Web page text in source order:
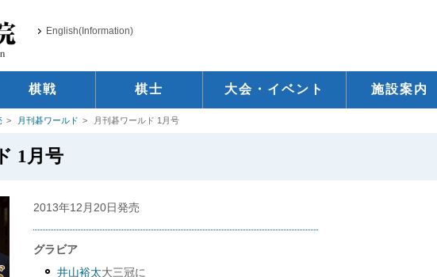
English(Information)
棋戦 棋士 大会・イベント 施設案内
月刊碁ワールド 月刊碁ワールド 1月号
1月号
2013年12月20日発売
グラビア
井山裕太大三冠に